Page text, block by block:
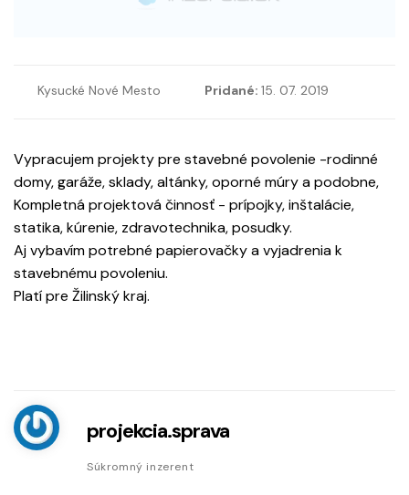
Kysucké Nové Mesto Pridané: 15. 07. 2019
Vypracujem projekty pre stavebné povolenie -rodinné
domy, garáže, sklady, altánky, oporné múry a podobne,
Kompletná projektová činnosť - prípojky, inštalácie,
statika, kúrenie, zdravotechnika, posudky.
Aj vybavím potrebné papierovačky a vyjadrenia k
stavebnému povoleniu.
Platí pre Žilinský kraj.
projekcia.sprava
Súkromný inzerent